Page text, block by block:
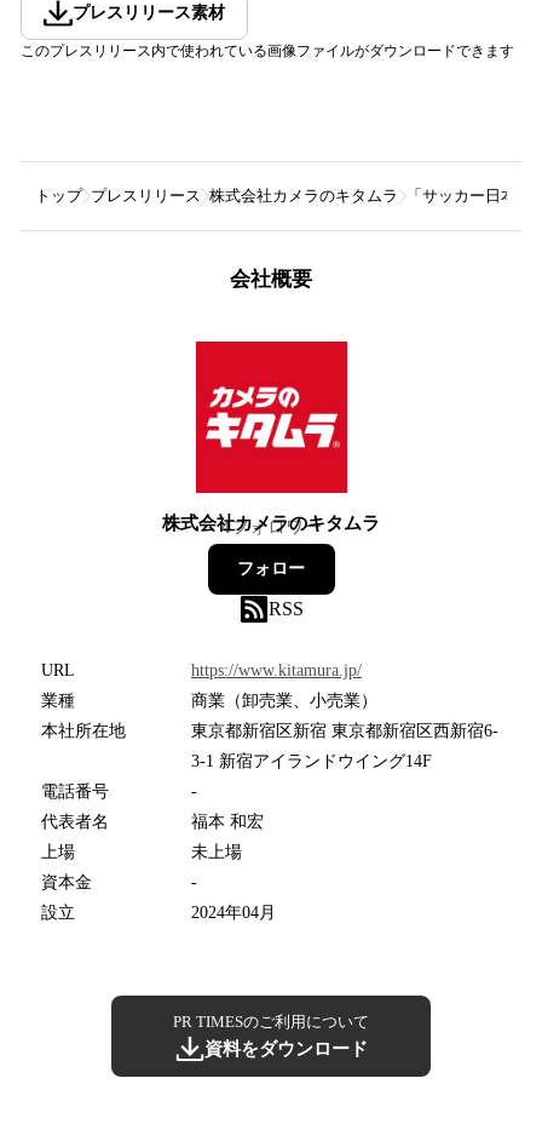
プレスリリース素材
このプレスリリース内で使われている画像ファイルがダウンロードできます
トップ プレスリリース 株式会社カメラのキタムラ 「サッカー日本
会社概要
株式会社カメラのキタムラ
4フォロワー
フォロー
RSS
URL
https://www.kitamura.jp/
業種
商業（卸売業、小売業）
本社所在地
東京都新宿区新宿 東京都新宿区西新宿6-
3-1 新宿アイランドウイング14F
電話番号
-
代表者名
福本 和宏
上場
未上場
資本金
-
設立
2024年04月
PR TIMESのご利用について
資料をダウンロード